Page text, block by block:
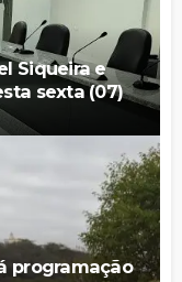
Siqueira e
sexta (07)
programação